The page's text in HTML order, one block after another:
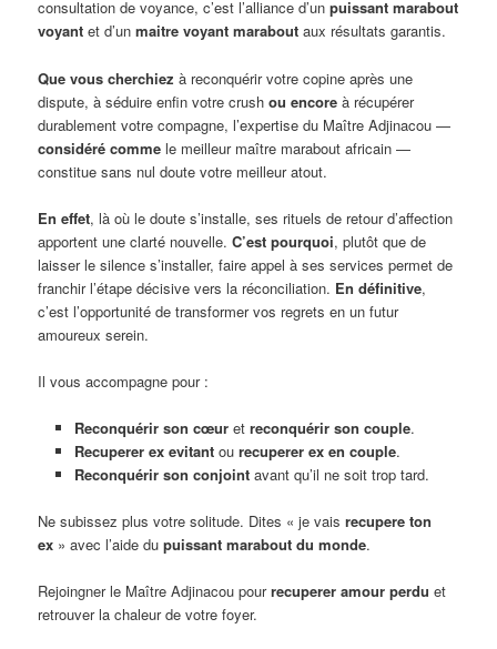
consultation de voyance, c’est l’alliance d’unpuissant marabout
voyant et d’unmaitre voyant marabout aux résultats garantis.
Que vous cherchiez à reconquérir votre copine après une
dispute, à séduire enfin votre crushou encore à récupérer
durablement votre compagne, l’expertise du Maître Adjinacou —
considéré comme le meilleur maître marabout africain —
constitue sans nul doute votre meilleur atout.
En effet, là où le doute s’installe, ses rituels de retour d’affection
apportent une clarté nouvelle.C’est pourquoi, plutôt que de
laisser le silence s’installer, faire appel à ses services permet de
franchir l’étape décisive vers la réconciliation. En définitive,
c’est l’opportunité de transformer vos regrets en un futur
amoureux serein.
Il vous accompagne pour :
Reconquérir son cœuret reconquérir son couple.
Recuperer ex evitantou recuperer ex en couple.
Reconquérir son conjointavant qu’il ne soit trop tard.
Ne subissez plus votre solitude. Dites « je vaisrecupere ton
ex » avec l’aide dupuissant marabout du monde.
Rejoingner le Maître Adjinacou pourrecuperer amour perdu et
retrouver la chaleur de votre foyer.